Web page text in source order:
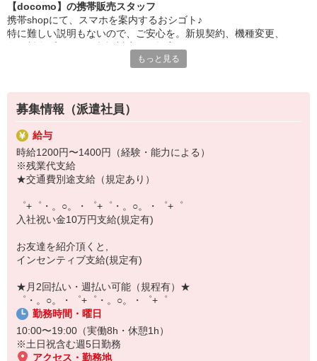
お互いに教え合ったり、フォローしあったりする
和気あいあいとした人間関係がある店舗ばかり！
皆で一緒にステップアップしましょう♪
【選べるお仕事いろいろ】
▼オフィスワーク
事務、経理、データ入力、コールセンター、受付
▼工場・製造・軽作業系
機械/食品製造・梱包・仕分け・加工・組立・検査
▼美容系
眉毛サロンのアイブロウ・ネイリスト・エステ
▼営業・販売
法人営業・アパレル販売・個別指導塾・人材紹介
▼人気案件も多数♪
短期・期間限定・オープニング・官公庁案件
上場/優良/大手企業など
【スマホ面接実施中】
￣￣￣￣￣￣￣￣￣
自宅に居ながらスマホでカンタン面接OK！
オンライン面談なのでスピード対応。
【docomo】の携帯販売スタッフ
携帯shopにて、スマホを案内するおシゴト♪
特に難しい説明もないので、ご安心を。新規契約、機種変更、
満足度◎
■携帯やインターネット販売業務
docomo(ドコモ)/au(エーユー)・KDDI/softbank(ソフトバンク)など
の大手キャリアから
ワイモバイル(Y!mobille)、楽天モバイル、UQなど格安スマホまで幅
広く紹介可能♪
もっと見る
募集情報（派遣社員）
給与
時給1200円〜1400円（経験・能力による）
※残業代支給
★交通費別途支給（規定あり）
゜+゜・。○。・゜+゜・。○。・゜+゜
入社祝い金10万円支給(規定有)
お友達を紹介頂くと,
インセンティブ支給(規定有)
★月2回払い・週払い可能（規程有）★
゜・。○。・゜+゜・。○。・゜+゜
勤務時間・曜日
10:00〜19:00（実働8h・休憩1h）
※土日祝含む週5日勤務
アクセス・勤務地